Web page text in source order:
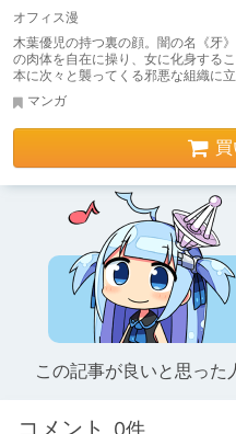
オフィス漫
木葉優児の持つ裏の顔。闇の名《牙
の肉体を自在に操り、女に化身する
本に次々と襲ってくる邪悪な組織に立
マンガ
買
この記事が良いと思った
コメント 0件